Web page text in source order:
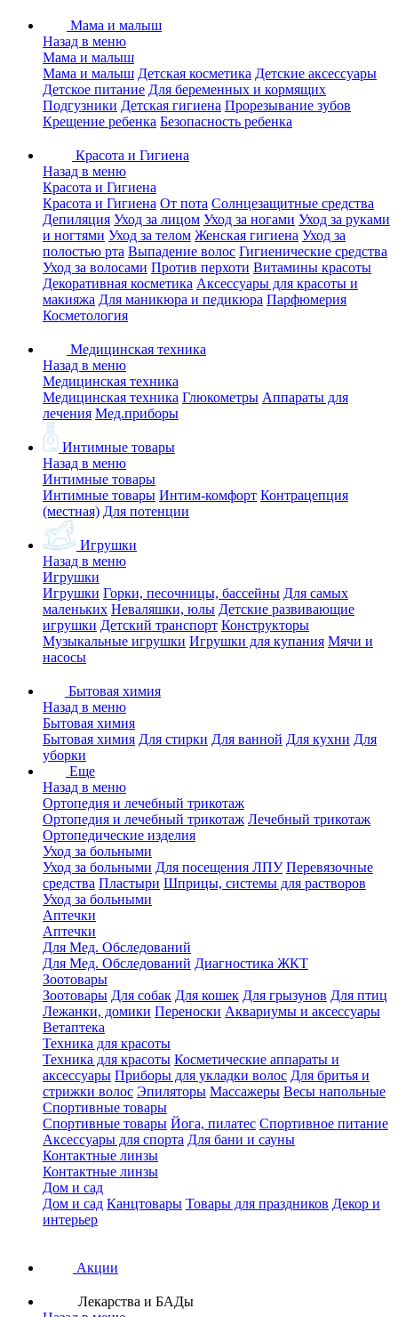
Мама и малыш
Назад в меню
Мама и малыш
Мама и малыш Детская косметика Детские аксессуары
Детское питание Для беременных и кормящих
Подгузники Детская гигиена Прорезывание зубов
Крещение ребенка Безопасность ребенка
Красота и Гигиена
Назад в меню
Красота и Гигиена
Красота и Гигиена От пота Солнцезащитные средства
Депиляция Уход за лицом Уход за ногами Уход за руками
и ногтями Уход за телом Женская гигиена Уход за
полостью рта Выпадение волос Гигиенические средства
Уход за волосами Против перхоти Витамины красоты
Декоративная косметика Аксессуары для красоты и
макияжа Для маникюра и педикюра Парфюмерия
Косметология
Медицинская техника
Назад в меню
Медицинская техника
Медицинская техника Глюкометры Аппараты для
лечения Мед.приборы
Интимные товары
Назад в меню
Интимные товары
Интимные товары Интим-комфорт Контрацепция
(местная) Для потенции
Игрушки
Назад в меню
Игрушки
Игрушки Горки, песочницы, бассейны Для самых
маленьких Неваляшки, юлы Детские развивающие
игрушки Детский транспорт Конструкторы
Музыкальные игрушки Игрушки для купания Мячи и
насосы
Бытовая химия
Назад в меню
Бытовая химия
Бытовая химия Для стирки Для ванной Для кухни Для
уборки
Еще
Назад в меню
Ортопедия и лечебный трикотаж
Ортопедия и лечебный трикотаж Лечебный трикотаж
Ортопедические изделия
Уход за больными
Уход за больными Для посещения ЛПУ Перевязочные
средства Пластыри Шприцы, системы для растворов
Уход за больными
Аптечки
Аптечки
Для Мед. Обследований
Для Мед. Обследований Диагностика ЖКТ
Зоотовары
Зоотовары Для собак Для кошек Для грызунов Для птиц
Лежанки, домики Переноски Аквариумы и аксессуары
Ветаптека
Техника для красоты
Техника для красоты Косметические аппараты и
аксессуары Приборы для укладки волос Для бритья и
стрижки волос Эпиляторы Массажеры Весы напольные
Спортивные товары
Спортивные товары Йога, пилатес Спортивное питание
Аксессуары для спорта Для бани и сауны
Контактные линзы
Контактные линзы
Дом и сад
Дом и сад Канцтовары Товары для праздников Декор и
интерьер
Акции
Лекарства и БАДы